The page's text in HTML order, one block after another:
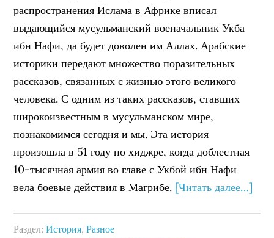
распространения Ислама в Африке вписал
выдающийся мусульманский военачальник Укба
ибн Нафи, да будет доволен им Аллах. Арабские
историки передают множество поразительных
рассказов, связанных с жизнью этого великого
человека. С одним из таких рассказов, ставших
широкоизвестным в мусульманском мире,
познакомимся сегодня и мы. Эта история
произошла в 51 году по хиджре, когда доблестная
10-тысячная армия во главе с Укбой ибн Нафи
вела боевые действия в Магрибе. [Читать далее…]
Раздел:История,Разное